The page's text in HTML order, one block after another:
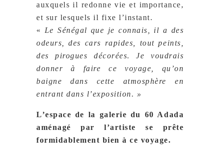
auxquels il redonne vie et importance,
et sur lesquels il fixe l’instant.
« Le Sénégal que je connais, il a des
odeurs, des cars rapides, tout peints,
des pirogues décorées. Je voudrais
donner à faire ce voyage, qu’on
baigne dans cette atmosphère en
entrant dans l’exposition. »
L’espace de la galerie du 60 Adada
aménagé par l’artiste se prête
formidablement bien à ce voyage.